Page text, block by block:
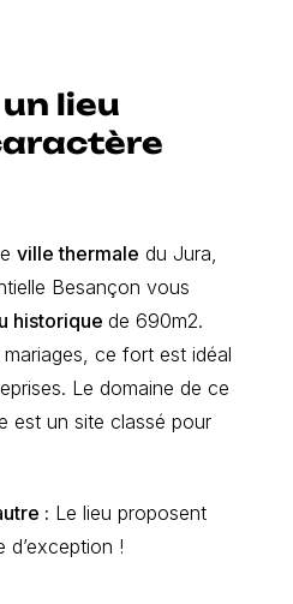
lieu
ville thermale du Jura,
Besançon vous
historique de 690m2.
ce fort est idéal
Le domaine de ce
est un site classé pour
: Le lieu proposent
d’exception !